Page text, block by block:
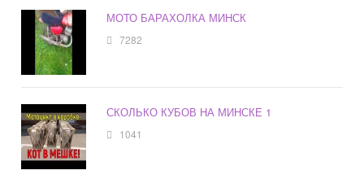
МОТО БАРАХОЛКА МИНСК
7282
СКОЛЬКО КУБОВ НА МИНСКЕ 1
1041